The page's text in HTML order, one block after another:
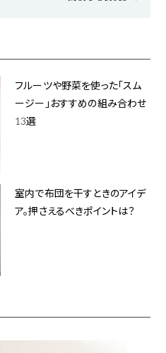
フルーツや野菜を使った「スム
ージー」おすすめの組み合わせ
13選
室内で布団を干すときのアイデ
ア。押さえるべきポイントは？